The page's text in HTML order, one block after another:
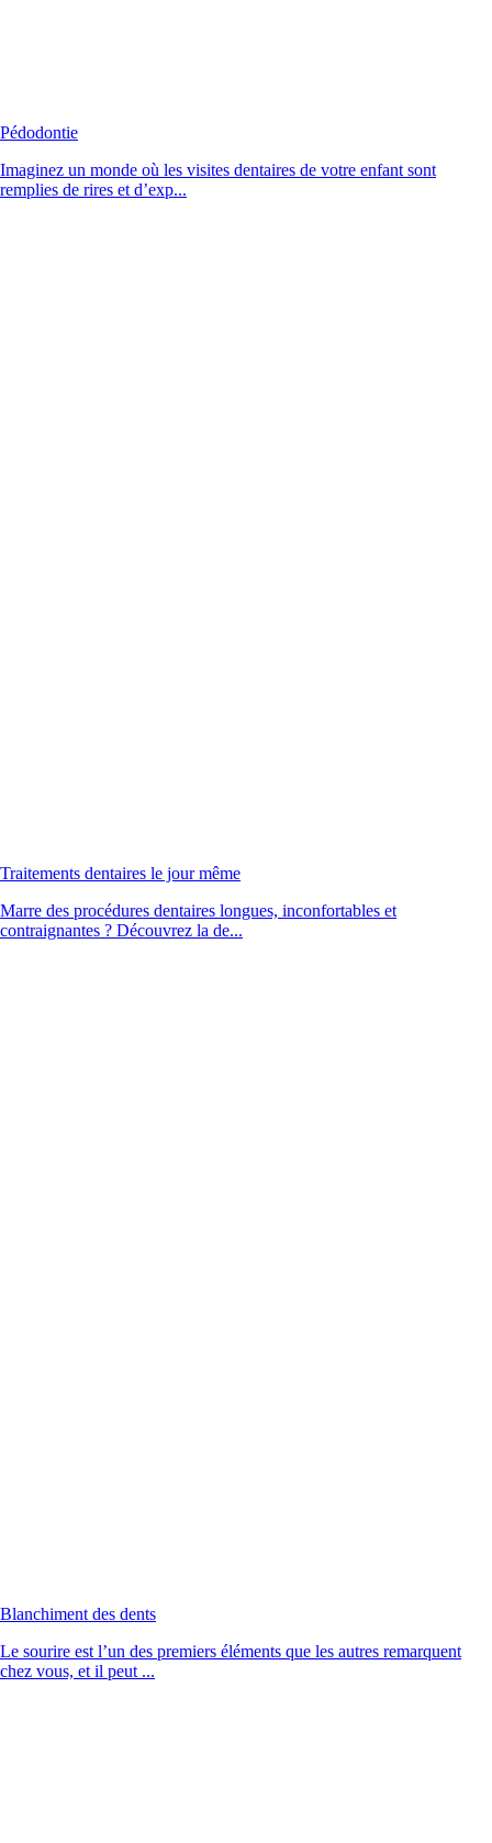
Pédodontie
Imaginez un monde où les visites dentaires de votre enfant sont
remplies de rires et d’exp...
Traitements dentaires le jour même
Marre des procédures dentaires longues, inconfortables et
contraignantes ? Découvrez la de...
Blanchiment des dents
Le sourire est l’un des premiers éléments que les autres remarquent
chez vous, et il peut ...